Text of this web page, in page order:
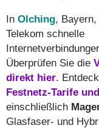
In Olching,
Telekom schnelle
Überprüfen Sie die
direkt hier.
Festnetz-Tarife
einschließlich
Glasfaser- und